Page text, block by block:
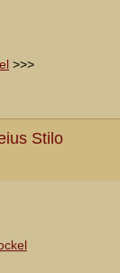
>>>
Stilo